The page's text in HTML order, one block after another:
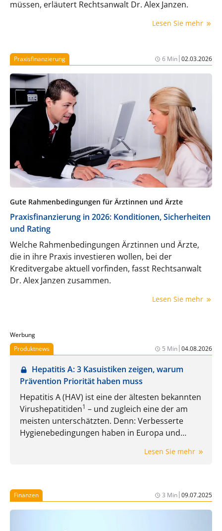
müssen, erläutert Rechtsanwalt Dr. Alex Janzen.
Lesen Sie mehr
Praxisfinanzierung 6 Min|02.03.2026
Gute Rahmenbedingungen für Ärztinnen und Ärzte
Praxisfinanzierung in 2026: Konditionen, Sicherheiten
und Rating
Welche Rahmenbedingungen Ärztinnen und Ärzte,
die in ihre Praxis investieren wollen, bei der
Kreditvergabe aktuell vorfinden, fasst Rechtsanwalt
Dr. Alex Janzen zusammen.
Lesen Sie mehr
Werbung
Produktnews
5 Min|04.08.2026
Hepatitis A: 3 Kasuistiken zeigen, warum
Prävention Priorität haben muss
Hepatitis A (HAV) ist eine der ältesten bekannten
Virushepatitiden1 – und zugleich eine der am
meisten unterschätzten. Denn: Verbesserte
Hygienebedingungen haben in Europa und
Rückgang der Erkrankungen geführt, gleichzeitig
Reisen in Endemiegebiete oder beim Konsum
kontaminierter Lebensmittel weiterhin ein
Lesen Sie mehr
Finanzen 3 Min|09.07.2025